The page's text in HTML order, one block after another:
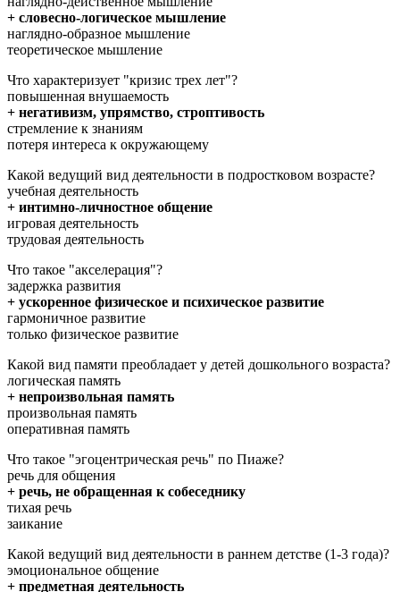
+ словесно-логическое мышление
наглядно-образное мышление
теоретическое мышление
Что характеризует "кризис трех лет"?
повышенная внушаемость
+ негативизм, упрямство, строптивость
стремление к знаниям
потеря интереса к окружающему
Какой ведущий вид деятельности в подростковом возрасте?
учебная деятельность
+ интимно-личностное общение
игровая деятельность
трудовая деятельность
Что такое "акселерация"?
задержка развития
+ ускоренное физическое и психическое развитие
гармоничное развитие
только физическое развитие
Какой вид памяти преобладает у детей дошкольного возраста?
логическая память
+ непроизвольная память
произвольная память
оперативная память
Что такое "эгоцентрическая речь" по Пиаже?
речь для общения
+ речь, не обращенная к собеседнику
тихая речь
заикание
Какой ведущий вид деятельности в раннем детстве (1-3 года)?
эмоциональное общение
+ предметная деятельность